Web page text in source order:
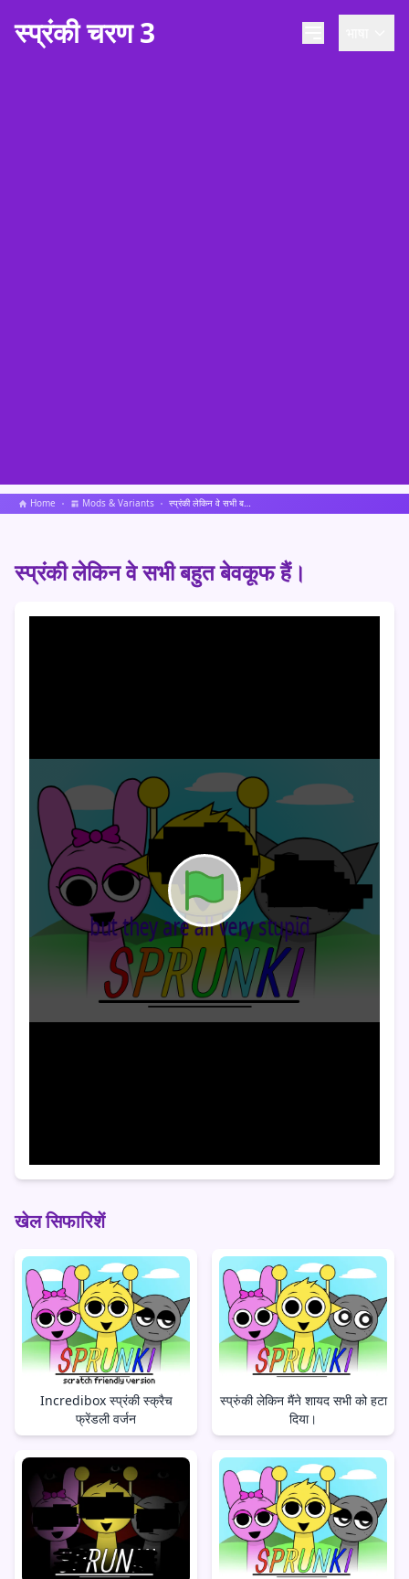
स्प्रंकी चरण 3
Home Mods & Variants स्प्रंकी लेकिन वे सभी बहुत बेवकूफ हैं।
स्प्रंकी लेकिन वे सभी बहुत बेवकूफ हैं।
खेल सिफारिशें
Incredibox स्प्रंकी स्क्रैच
फ्रेंडली वर्जन
स्प्रुंकी लेकिन मैंने शायद सभी को हटा
दिया।